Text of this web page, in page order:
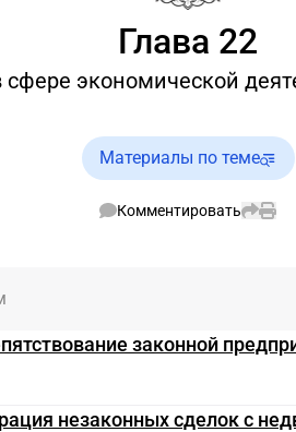
Глава 22
экономической
Материалы по теме
Комментировать
законной
незаконных сделок с